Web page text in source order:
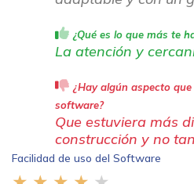
¿Qué es lo que más te
La atención y
¿Hay algún aspecto
software?
Que estuviera más
construcción y no
Facilidad de uso del Software